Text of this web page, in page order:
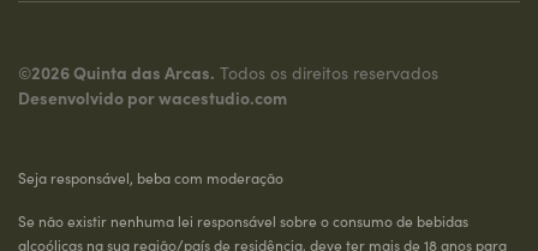
©2026 Quinta das Arcas. Todos os direitos reservados
Desenvolvido porwacestudio.com
Seja responsável, beba com moderação
Se não existir nenhuma lei responsável sobre o consumo de bebidas
alcoólicas na sua região/país de residência, deve ter mais de 18 anos para